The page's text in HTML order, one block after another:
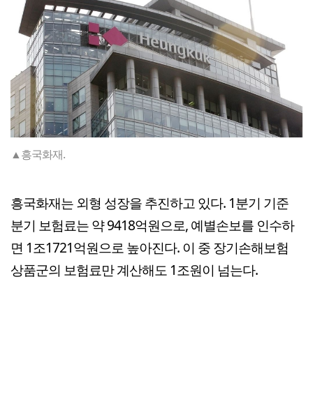
▲흥국화재.
흥국화재는 외형 성장을 추진하고 있다. 1분기 기준
분기 보험료는 약 9418억원으로, 예별손보를 인수하
면 1조1721억원으로 높아진다. 이 중 장기손해보험
상품군의 보험료만 계산해도 1조원이 넘는다.